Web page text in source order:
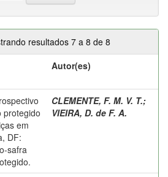
resultados 7 a 8 de 8
Autor(es)
protegido
em
DF:
safra
CLEMENTE, F. M. V. T.;
VIEIRA, D. de F. A.